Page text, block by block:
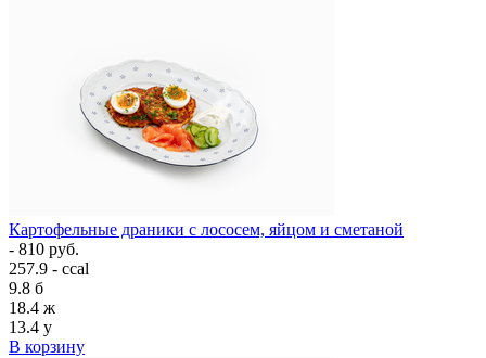
Картофельные драники с лососем, яйцом и сметаной
- 810 руб.
257.9 - ccal
9.8 б
18.4 ж
13.4 у
В корзину